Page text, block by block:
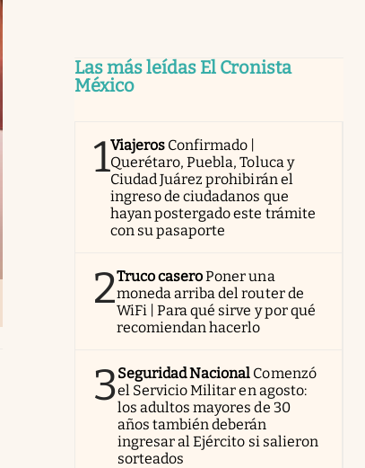
Las más leídas El Cronista
México
1Viajeros Confirmado |
Querétaro, Puebla, Toluca y
Ciudad Juárez prohibirán el
ingreso de ciudadanos que
hayan postergado este trámite
con su pasaporte
2Truco caseroPoner una
moneda arriba del router de
WiFi | Para qué sirve y por qué
recomiendan hacerlo
3Seguridad Nacional Comenzó
el Servicio Militar en agosto:
los adultos mayores de 30
años también deberán
ingresar al Ejército si salieron
sorteados